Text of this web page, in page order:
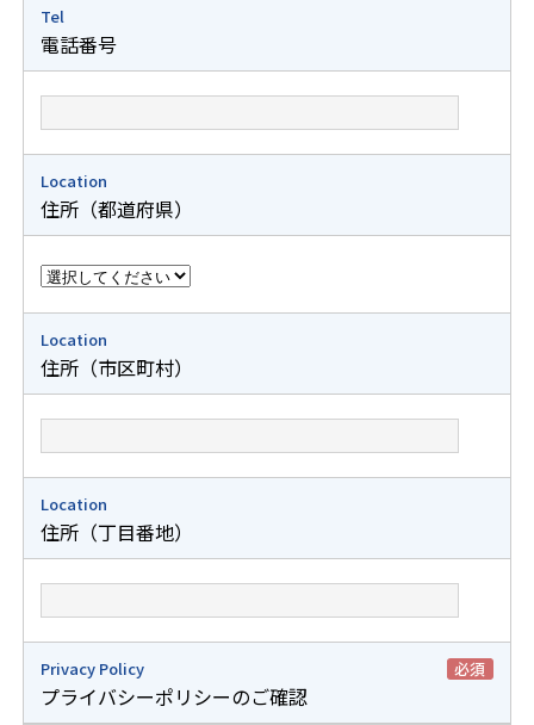
Tel
電話番号
Location
住所（都道府県）
Location
住所（市区町村）
Location
住所（丁目番地）
Privacy Policy
プライバシーポリシーのご確認
必須